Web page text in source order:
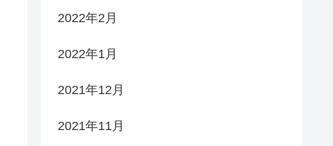
2022年2月
2022年1月
2021年12月
2021年11月